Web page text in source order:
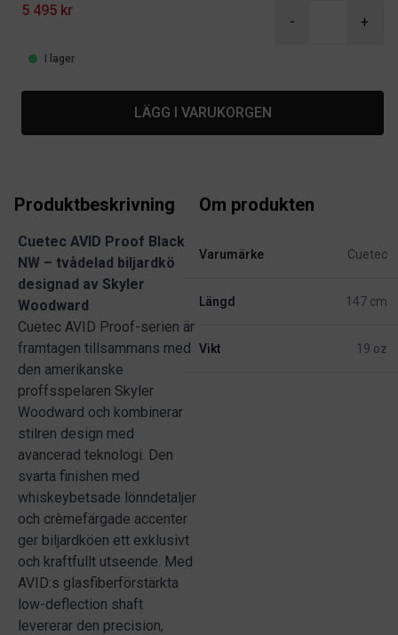
Product information
5 495 kr
- +
I lager
LÄGG I VARUKORGEN
Produktbeskrivning
Cuetec AVID Proof Black
NW – tvådelad biljardkö
designad av Skyler
Woodward
Cuetec AVID Proof-serien är
framtagen tillsammans med
den amerikanske
proffsspelaren Skyler
Woodward och kombinerar
stilren design med
avancerad teknologi. Den
svarta finishen med
whiskeybetsade lönndetaljer
och crèmefärgade accenter
ger biljardköen ett exklusivt
och kraftfullt utseende. Med
AVID:s glasfiberförstärkta
low-deflection shaft
levererar den precision,
Om produkten
Varumärke Cuetec
Längd 147 cm
Vikt 19 oz